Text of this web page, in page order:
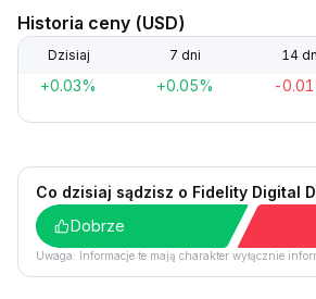
Historia ceny (USD)
Dzisiaj 7 dni 14
+0.03% +0.05% -
Co dzisiaj sądzisz o Fidelity Digital
Dobrze
Uwaga: Informacje te mają charakter wyłącznie